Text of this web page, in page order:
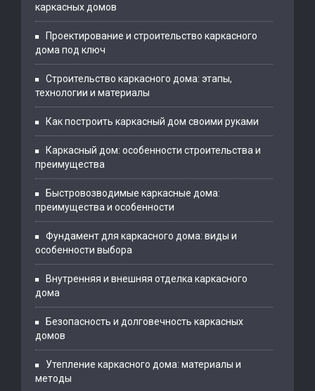
каркасных домов
Проектирование и строительство каркасного
дома под ключ
Строительство каркасного дома: этапы,
технологии и материалы
Как построить каркасный дом своими руками
Каркасный дом: особенности строительства и
преимущества
Быстровозводимые каркасные дома:
преимущества и особенности
Фундамент для каркасного дома: виды и
особенности выбора
Внутренняя и внешняя отделка каркасного
дома
Безопасность и долговечность каркасных
домов
Утепление каркасного дома: материалы и
методы